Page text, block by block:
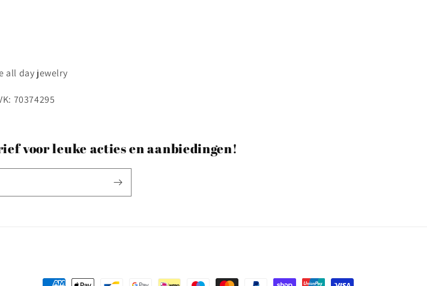
all day jewelry
70374295
voor leuke acties en aanbiedingen!